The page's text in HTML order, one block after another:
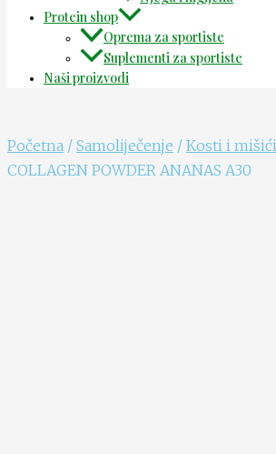
Protein shop
Oprema za sportiste
Suplementi za sportiste
Naši proizvodi
Početna / Samoliječenje / Kosti i mišići
COLLAGEN POWDER ANANAS A30